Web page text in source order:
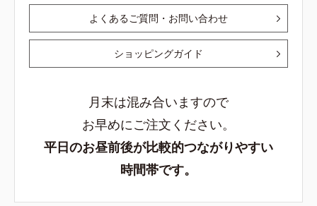
よくあるご質問・お問い合わせ
ショッピングガイド
月末は混み合いますので
お早めにご注文ください。
平日のお昼前後が比較的つながりやすい
時間帯です。